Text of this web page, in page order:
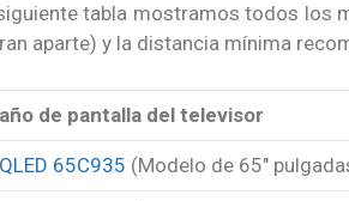
tabla mostramos todos los
aparte) y la distancia mínima
de pantalla del televisor
65C935 (Modelo de 65″